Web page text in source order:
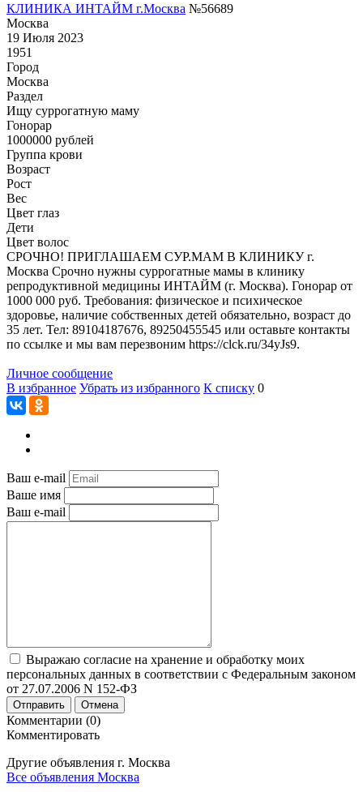
КЛИНИКА ИНТАЙМ г.Москва №56689
Москва
19 Июля 2023
1951
Город
Москва
Раздел
Ищу суррогатную маму
Гонoрар
1000000 рублей
Группа крови
Возраст
Рост
Вес
Цвет глаз
Дети
Цвет волос
СРОЧНО! ПРИГЛАШАЕМ СУР.МАМ В КЛИНИКУ г.
Москва Срочно нужны суррогатные мамы в клинику
репродуктивной медицины ИНТАЙМ (г. Москва). Гонорар от
1000 000 руб. Требования: физическое и психическое
здоровье, наличие собственных детей обязательно, возраст до
35 лет. Тел: 89104187676, 89250455545 или оставьте контакты
по ссылке и мы вам перезвоним https://clck.ru/34yJs9.
Личное сообщение
В избранное Убрать из избранного К списку 0
Ваш e-mail
Ваше имя
Ваш e-mail
Выражаю согласие на хранение и обработку моих
персональных данных в соответствии с Федеральным законом
от 27.07.2006 N 152-ФЗ
Отправить Отмена
Комментарии (0)
Комментировать
Другие объявления г. Москва
Все объявления Москва